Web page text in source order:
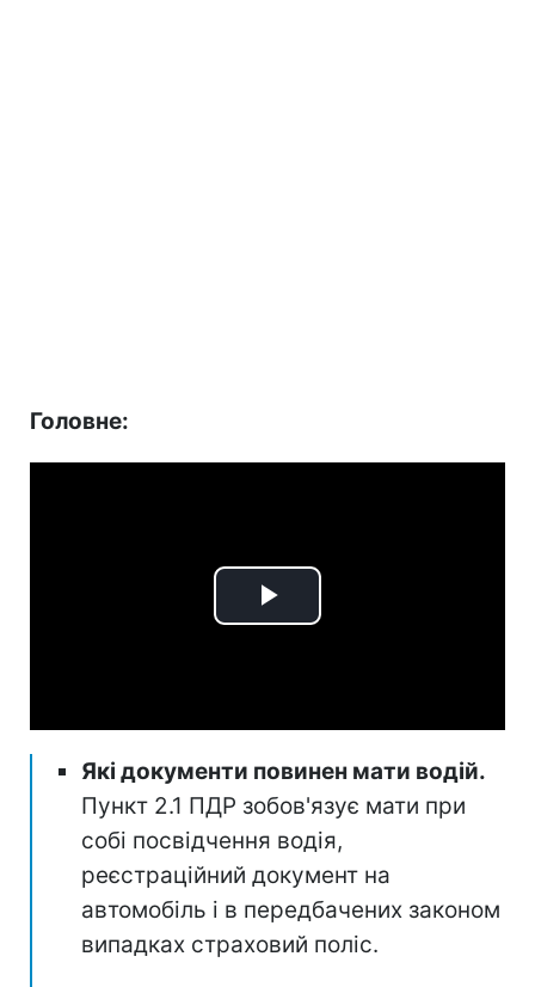
Головне:
Play
Які документи повинен мати водій.
Пункт 2.1 ПДР зобов'язує мати при
собі посвідчення водія,
реєстраційний документ на
автомобіль і в передбачених законом
випадках страховий поліс.